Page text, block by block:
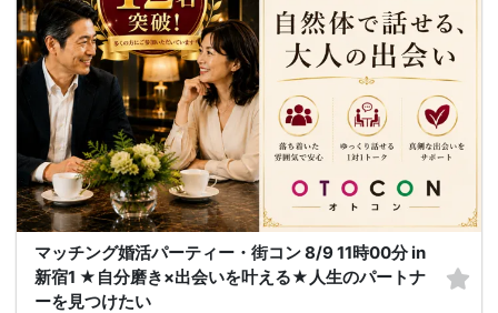
マッチング婚活パーティー・街コン 8/9 11時00分 in
新宿1 ★自分磨き×出会いを叶える★人生のパートナ
ーを見つけたい